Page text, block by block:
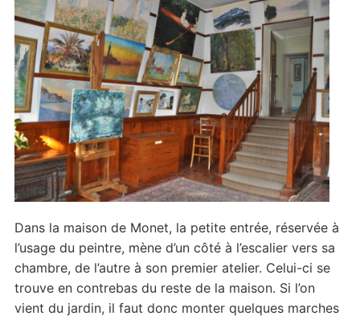
Dans la maison de Monet, la petite entrée, réservée à
l’usage du peintre, mène d’un côté à l’escalier vers sa
chambre, de l’autre à son premier atelier. Celui-ci se
trouve en contrebas du reste de la maison. Si l’on
vient du jardin, il faut donc monter quelques marches